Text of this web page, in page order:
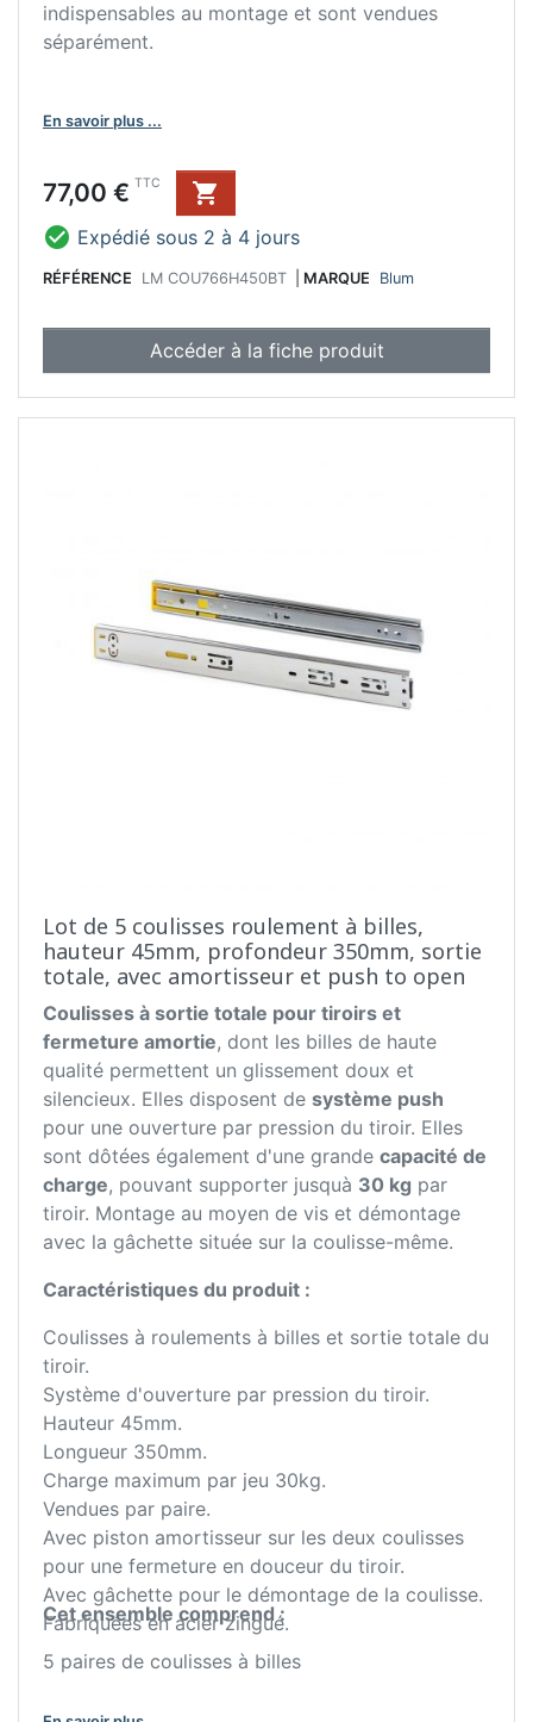
indispensables au montage et sont vendues
séparément.
En savoir plus ...
Prix
77,00 € TTC

 Expédié sous 2 à 4 jours
RÉFÉRENCE LM COU766H450BT MARQUE Blum
Accéder à la fiche produit
Lot de 5 coulisses roulement à billes,
hauteur 45mm, profondeur 350mm, sortie
totale, avec amortisseur et push to open
Coulisses à sortie totale pour tiroirs et
fermeture amortie, dont les billes de haute
qualité permettent un glissement doux et
silencieux. Elles disposent de système push
pour une ouverture par pression du tiroir. Elles
sont dôtées également d'une grande capacité de
charge, pouvant supporter jusquà 30 kg par
tiroir. Montage au moyen de vis et démontage
avec la gâchette située sur la coulisse-même.
Caractéristiques du produit :
Coulisses à roulements à billes et sortie totale du
tiroir.
Système d'ouverture par pression du tiroir.
Hauteur 45mm.
Longueur 350mm.
Charge maximum par jeu 30kg.
Vendues par paire.
Avec piston amortisseur sur les deux coulisses
pour une fermeture en douceur du tiroir.
Avec gâchette pour le démontage de la coulisse.
Fabriquées en acier zingué.
Cet ensemble comprend :
5 paires de coulisses à billes